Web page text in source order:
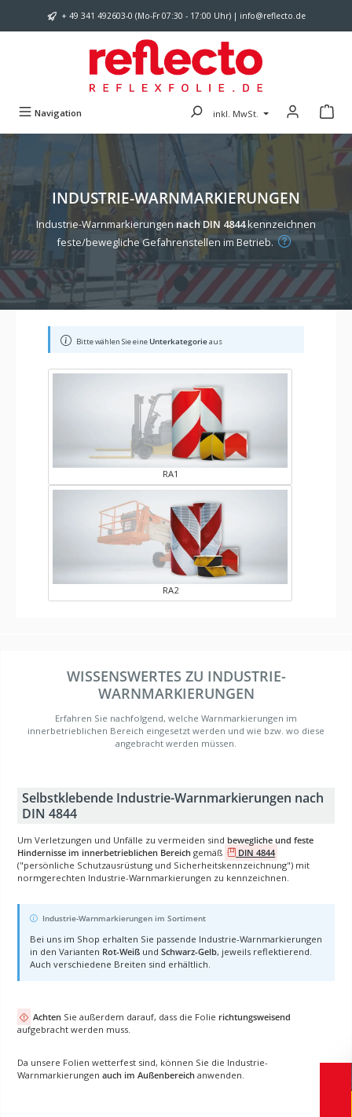
Zum Hauptinhalt springen
+ 49 341 492603-0 (Mo-Fr 07:30 - 17:00 Uhr) | info@reflecto.de
Navigation inkl. MwSt.
INDUSTRIE-WARNMARKIERUNGEN
Industrie-Warnmarkierungennach DIN 4844kennzeichnen
feste/bewegliche Gefahrenstellen im Betrieb.
Bitte wählen Sie eineUnterkategorieaus
RA1
RA2
WISSENSWERTES ZU INDUSTRIE-
WARNMARKIERUNGEN
Erfahren Sie nachfolgend, welche Warnmarkierungen im
innerbetrieblichen Bereich eingesetzt werden und wie bzw. wo diese
angebracht werden müssen.
Selbstklebende Industrie-Warnmarkierungen nach
DIN 4844
Um Verletzungen und Unfälle zu vermeiden sind bewegliche und feste
Hindernisse im innerbetrieblichen Bereich gemäß
DIN 4844
("persönliche Schutzausrüstung und Sicherheitskennzeichnung") mit
normgerechten Industrie-Warnmarkierungen zu kennzeichnen.
Industrie-Warnmarkierungen im Sortiment
Bei uns im Shop erhalten Sie passende Industrie-Warnmarkierungen
in den Varianten Rot-Weißund Schwarz-Gelb, jeweils reflektierend.
Auch verschiedene Breiten sind erhältlich.
Achten Sie außerdem darauf, dass die Folie richtungsweisend
aufgebracht werden muss.
Da unsere Folien wetterfest sind, können Sie die Industrie-
Warnmarkierungen auch im Außenbereich anwenden.